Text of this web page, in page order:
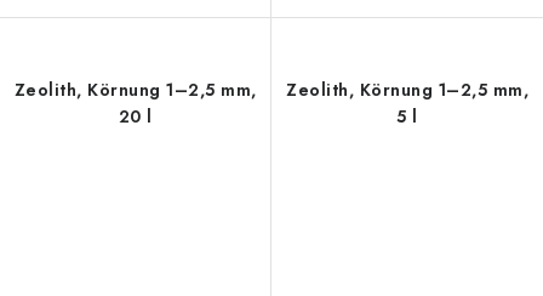
Zeolith, Körnung 1–2,5 mm,
20 l
Zeolith, Körnung 1–2,5 mm,
5 l